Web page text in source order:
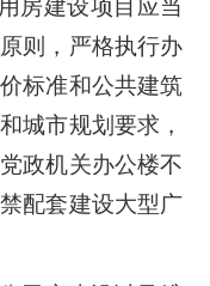
房建设项目应当
则，严格执行办
标准和公共建筑
城市规划要求，
政机关办公楼不
配套建设大型广